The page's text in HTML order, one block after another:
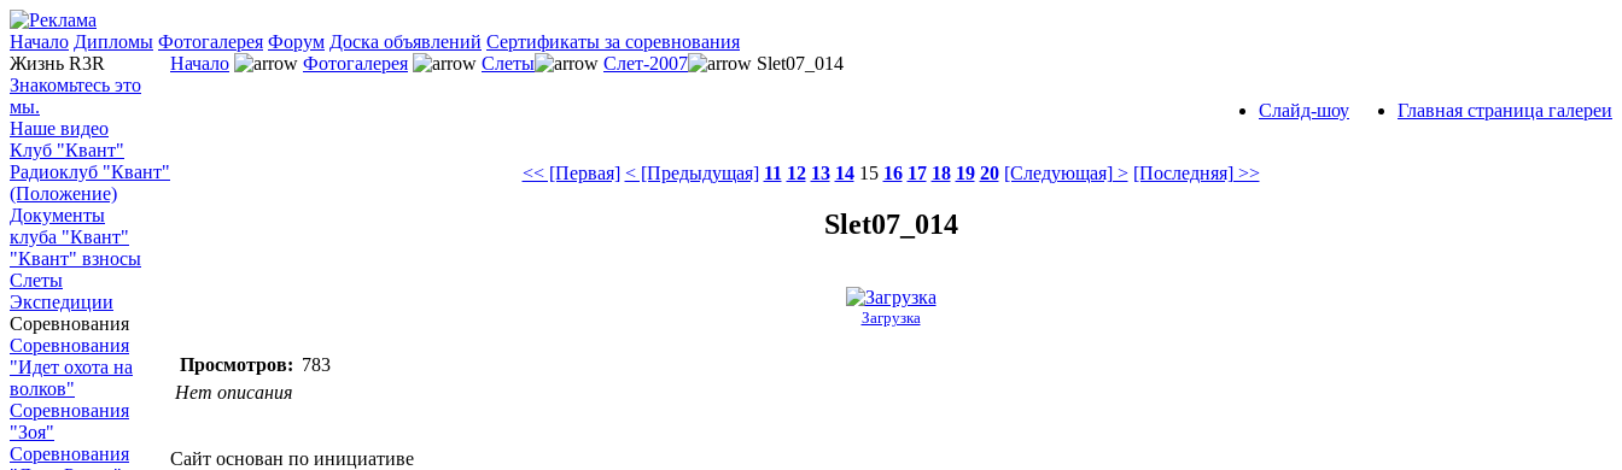
Начало Дипломы Фотогалерея Форум Доска объявлений Сертификаты за соревнования
Жизнь R3R
Знакомьтесь это
мы.
Наше видео
Клуб "Квант"
Радиоклуб "Квант"
(Положение)
Документы
клуба "Квант"
"Квант" взносы
Слеты
Экспедиции
Соревнования
Соревнования
"Идет охота на
волков"
Соревнования
"Зоя"
Соревнования
Начало Фотогалерея Слеты Слет-2007 Slet07_014
Главная страница галереи
Слайд-шоу
<< [Первая] < [Предыдущая] 11 12 13 14 15 16 17 18 19 20 [Следующая] > [Последняя] >>
Slet07_014
Загрузка
Просмотров: 783
Нет описания
Сайт основан по инициативе